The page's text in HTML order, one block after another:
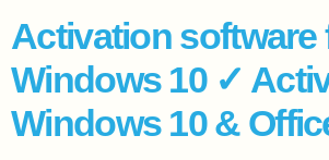
Activation software
Windows 10 ✓
Windows 10 &